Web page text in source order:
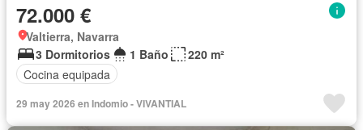
72.000 €
Valtierra, Navarra
3 Dormitorios
1 Baño
220 m²
Cocina equipada
29 may 2026 en Indomio - VIVANTIAL